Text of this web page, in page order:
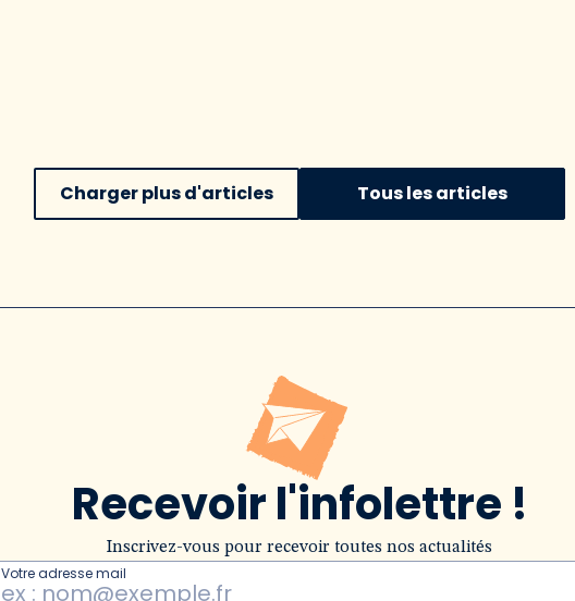
Charger plus d'articles Tous les articles
Recevoir l'infolettre !
Inscrivez-vous pour recevoir toutes nos actualités
Votre adresse mail